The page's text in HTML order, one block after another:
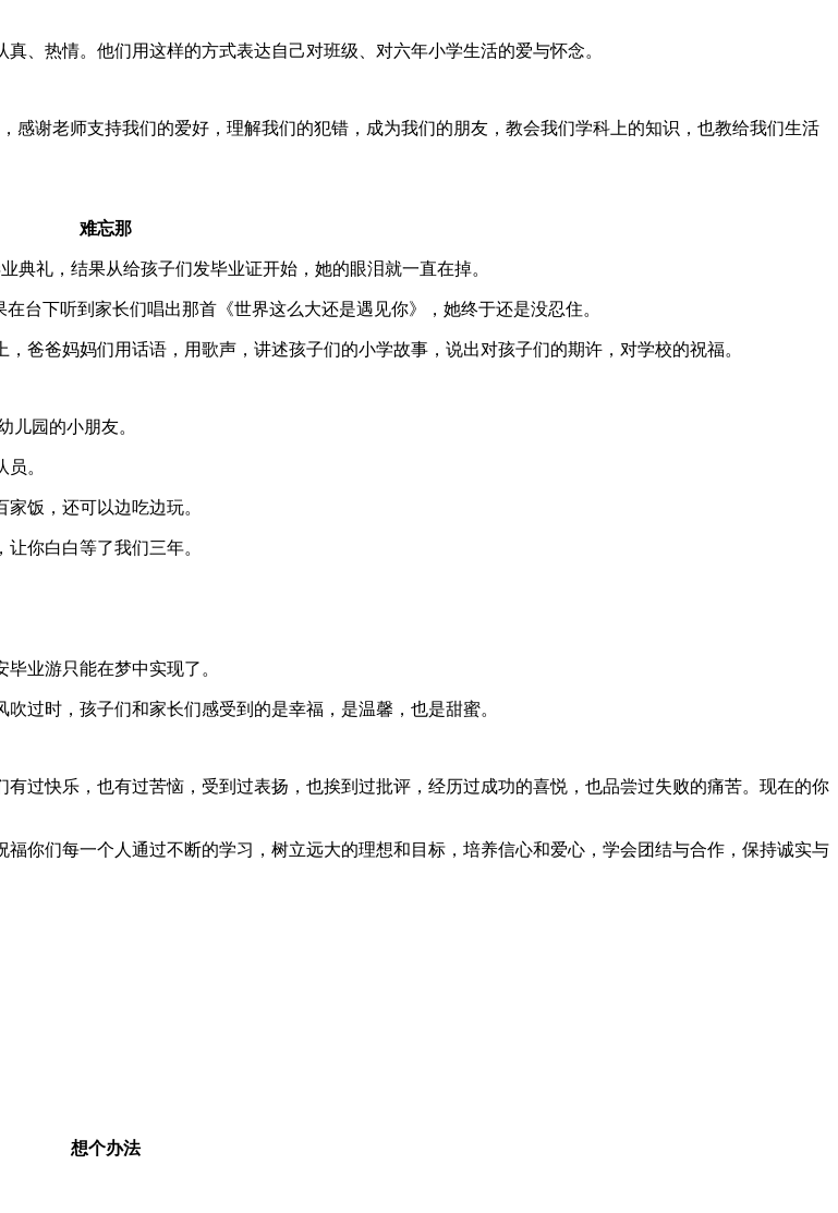
、热情。他们用这样的方式表达自己对班级、对六年小学生活的爱与怀念。
感谢老师支持我们的爱好，理解我们的犯错，成为我们的朋友，教会我们学科上的知识，也教给我们生活
难忘那
典礼，结果从给孩子们发毕业证开始，她的眼泪就一直在掉。
台下听到家长们唱出那首《世界这么大还是遇见你》，她终于还是没忍住。
爸爸妈妈们用话语，用歌声，讲述孩子们的小学故事，说出对孩子们的期许，对学校的祝福。
儿园的小朋友。
。
饭，还可以边吃边玩。
你白白等了我们三年。
业游只能在梦中实现了。
过时，孩子们和家长们感受到的是幸福，是温馨，也是甜蜜。
过快乐，也有过苦恼，受到过表扬，也挨到过批评，经历过成功的喜悦，也品尝过失败的痛苦。现在的你
你们每一个人通过不断的学习，树立远大的理想和目标，培养信心和爱心，学会团结与合作，保持诚实与
想个办法